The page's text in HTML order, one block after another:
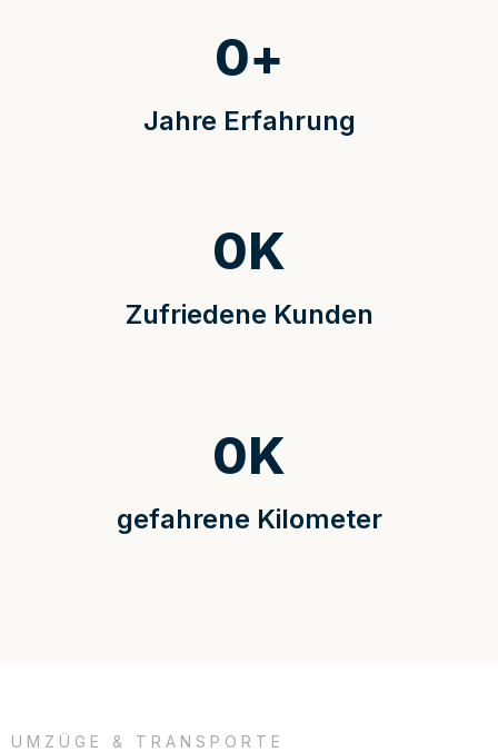
Jahre Erfahrung
0+
Zufriedene Kunden
0K
gefahrene Kilometer
0K
UMZÜGE & TRANSPORTE